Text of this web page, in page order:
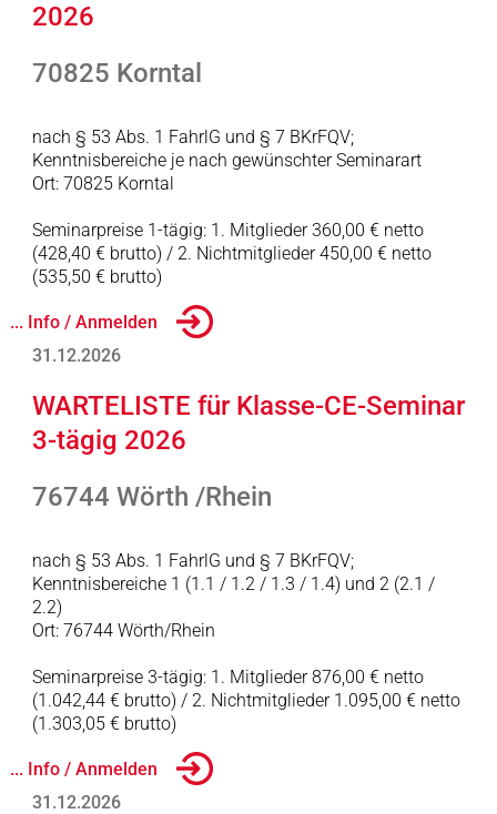
2026
70825 Korntal
nach § 53 Abs. 1 FahrlG und § 7 BKrFQV;
Kenntnisbereiche je nach gewünschter Seminarart
Ort: 70825 Korntal
Seminarpreise 1-tägig: 1. Mitglieder 360,00 € netto
(428,40 € brutto) / 2. Nichtmitglieder 450,00 € netto
(535,50 € brutto)
... Info / Anmelden
31.12.2026
WARTELISTE für Klasse-CE-Seminar
3-tägig 2026
76744 Wörth /Rhein
nach § 53 Abs. 1 FahrlG und § 7 BKrFQV;
Kenntnisbereiche 1 (1.1 / 1.2 / 1.3 / 1.4) und 2 (2.1 /
2.2)
Ort: 76744 Wörth/Rhein
Seminarpreise 3-tägig: 1. Mitglieder 876,00 € netto
(1.042,44 € brutto) / 2. Nichtmitglieder 1.095,00 € netto
(1.303,05 € brutto)
... Info / Anmelden
31.12.2026